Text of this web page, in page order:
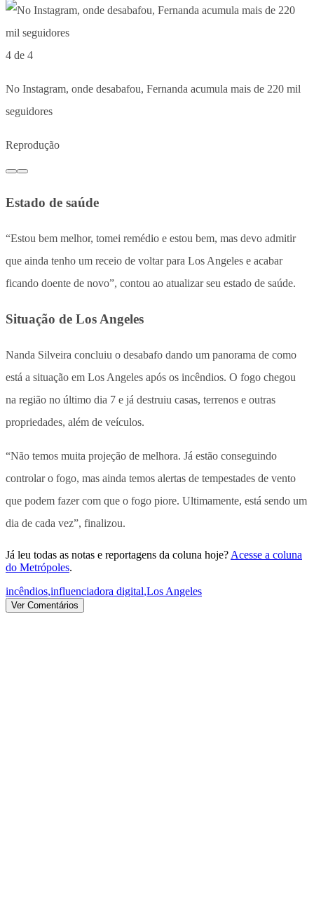
4 de 4
No Instagram, onde desabafou, Fernanda acumula mais de 220 mil
seguidores
Reprodução
Estado de saúde
“Estou bem melhor, tomei remédio e estou bem, mas devo admitir
que ainda tenho um receio de voltar para Los Angeles e acabar
ficando doente de novo”, contou ao atualizar seu estado de saúde.
Situação de Los Angeles
Nanda Silveira concluiu o desabafo dando um panorama de como
está a situação em Los Angeles após os incêndios. O fogo chegou
na região no último dia 7 e já destruiu casas, terrenos e outras
propriedades, além de veículos.
“Não temos muita projeção de melhora. Já estão conseguindo
controlar o fogo, mas ainda temos alertas de tempestades de vento
que podem fazer com que o fogo piore. Ultimamente, está sendo um
dia de cada vez”, finalizou.
Já leu todas as notas e reportagens da coluna hoje? Acesse a coluna
do Metrópoles.
incêndios,influenciadora digital,Los Angeles
Ver Comentários